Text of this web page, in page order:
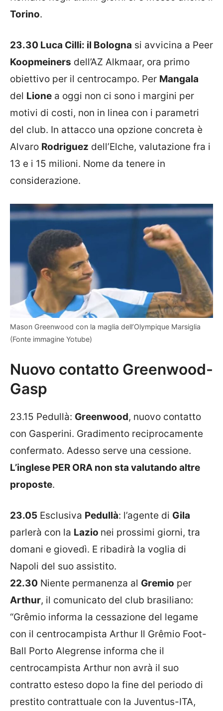
Torino.
23.30 Luca Cilli: il Bologna si avvicina a Peer
Koopmeiners dell’AZ Alkmaar, ora primo
obiettivo per il centrocampo. Per Mangala
del Lione a oggi non ci sono i margini per
motivi di costi, non in linea con i parametri
del club. In attacco una opzione concreta è
Alvaro Rodriguez dell’Elche, valutazione fra i
13 e i 15 milioni. Nome da tenere in
considerazione.
Mason Greenwood con la maglia dell’Olympique Marsiglia
(Fonte immagine Yotube)
Nuovo contatto Greenwood-
Gasp
23.15 Pedullà: Greenwood, nuovo contatto
con Gasperini. Gradimento reciprocamente
confermato. Adesso serve una cessione.
L’inglese PER ORA non sta valutando altre
proposte.
23.05 Esclusiva Pedullà: l’agente di Gila
parlerà con la Lazio nei prossimi giorni, tra
domani e giovedì. E ribadirà la voglia di
Napoli del suo assistito.
22.30 Niente permanenza al Gremio per
Arthur, il comunicato del club brasiliano:
“Grêmio informa la cessazione del legame
con il centrocampista Arthur Il Grêmio Foot-
Ball Porto Alegrense informa che il
centrocampista Arthur non avrà il suo
contratto esteso dopo la fine del periodo di
prestito contrattuale con la Juventus-ITA,